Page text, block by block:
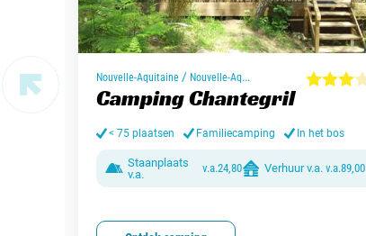
Nouvelle-Aquitaine / Nouvelle-Aquitaine
Camping Chantegril
< 75 plaatsen Familiecamping In het bos
Staanplaats
v.a.
v.a.24,80 Verhuur v.a. v.a.89,00